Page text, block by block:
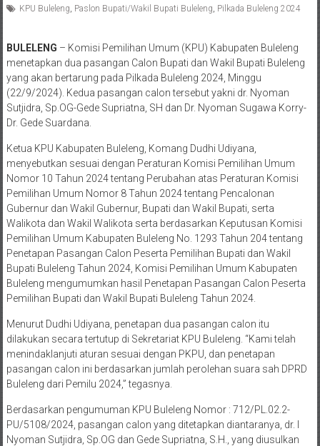
KPU Buleleng Paslon Bupati/Wakil Bupati Buleleng Pilkada Buleleng 2024
BULELENG – Komisi Pemilihan Umum (KPU) Kabupaten Buleleng
menetapkan dua pasangan Calon Bupati dan Wakil Bupati Buleleng
yang akan bertarung pada Pilkada Buleleng 2024, Minggu
(22/9/2024). Kedua pasangan calon tersebut yakni dr. Nyoman
Sutjidra, Sp.OG-Gede Supriatna, SH dan Dr. Nyoman Sugawa Korry-
Dr. Gede Suardana.
Ketua KPU Kabupaten Buleleng, Komang Dudhi Udiyana,
menyebutkan sesuai dengan Peraturan Komisi Pemilihan Umum
Nomor 10 Tahun 2024 tentang Perubahan atas Peraturan Komisi
Pemilihan Umum Nomor 8 Tahun 2024 tentang Pencalonan
Gubernur dan Wakil Gubernur, Bupati dan Wakil Bupati, serta
Walikota dan Wakil Walikota serta berdasarkan Keputusan Komisi
Pemilihan Umum Kabupaten Buleleng No. 1293 Tahun 204 tentang
Penetapan Pasangan Calon Peserta Pemilihan Bupati dan Wakil
Bupati Buleleng Tahun 2024, Komisi Pemilihan Umum Kabupaten
Buleleng mengumumkan hasil Penetapan Pasangan Calon Peserta
Pemilihan Bupati dan Wakil Bupati Buleleng Tahun 2024.
Menurut Dudhi Udiyana, penetapan dua pasangan calon itu
dilakukan secara tertutup di Sekretariat KPU Buleleng. “Kami telah
menindaklanjuti aturan sesuai dengan PKPU, dan penetapan
pasangan calon ini berdasarkan jumlah perolehan suara sah DPRD
Buleleng dari Pemilu 2024,” tegasnya.
Berdasarkan pengumuman KPU Buleleng Nomor : 712/PL.02.2-
PU/5108/2024, pasangan calon yang ditetapkan diantaranya, dr. I
Nyoman Sutjidra, Sp.OG dan Gede Supriatna, S.H., yang diusulkan